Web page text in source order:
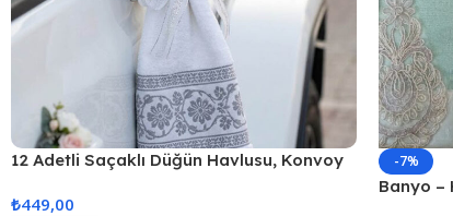
12 Adetli Saçaklı Düğün Havlusu, Konvoy
₺449,00
-7%
Banyo –